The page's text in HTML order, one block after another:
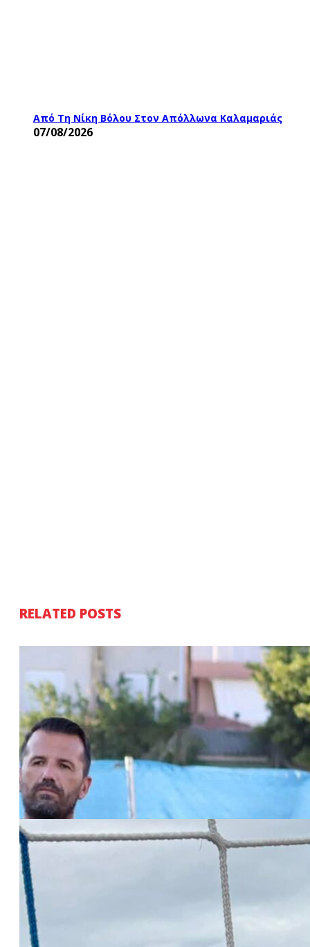
Από Τη Νίκη Βόλου Στον Απόλλωνα Καλαμαριάς
07/08/2026
RELATED POSTS